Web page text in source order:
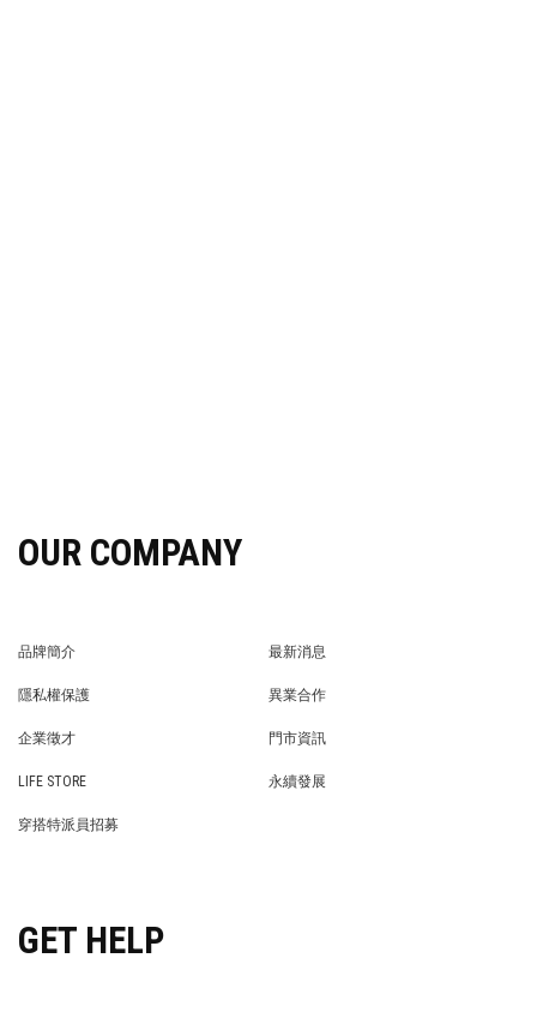
OUR COMPANY
品牌簡介
最新消息
隱私權保護
異業合作
企業徵才
門市資訊
LIFE STORE
永續發展
穿搭特派員招募
GET HELP